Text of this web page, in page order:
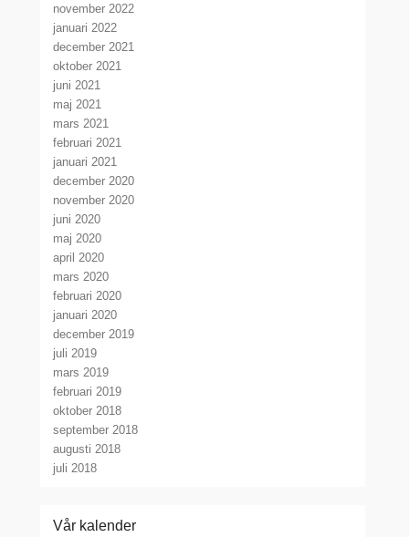
november 2022
januari 2022
december 2021
oktober 2021
juni 2021
maj 2021
mars 2021
februari 2021
januari 2021
december 2020
november 2020
juni 2020
maj 2020
april 2020
mars 2020
februari 2020
januari 2020
december 2019
juli 2019
mars 2019
februari 2019
oktober 2018
september 2018
augusti 2018
juli 2018
Vår kalender